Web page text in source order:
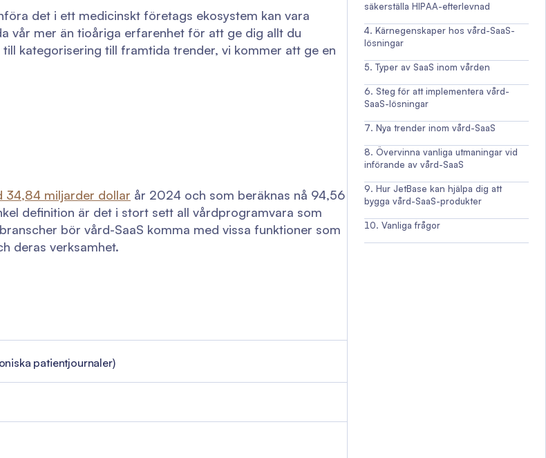
det i ett medicinskt företags ekosystem kan vara
vår mer än tioåriga erfarenhet för att ge dig allt du
kategorisering till framtida trender, vi kommer att ge en
34,84 miljarder dollar år 2024 och som beräknas nå 94,56
definition är det i stort sett all vårdprogramvara som
bör vård-SaaS komma med vissa funktioner som
deras verksamhet.
patientjournaler)
säkerställa HIPAA-efterlevnad
Kärnegenskaper hos vård-SaaS-
lösningar
Typer av SaaS inom vården
Steg för att implementera vård-
SaaS-lösningar
Nya trender inom vård-SaaS
Övervinna vanliga utmaningar vid
införande av vård-SaaS
Hur JetBase kan hjälpa dig att
bygga vård-SaaS-produkter
Vanliga frågor